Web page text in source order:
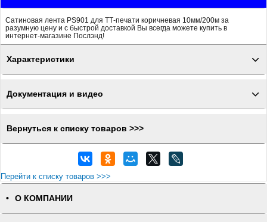
Сатиновая лента PS901 для ТТ-печати коричневая 10мм/200м за
разумную цену и с быстрой доставкой Вы всегда можете купить в
интернет-магазине Послэнд!
Характеристики
Документация и видео
Вернуться к списку товаров >>>
Перейти к списку товаров >>>
О КОМПАНИИ